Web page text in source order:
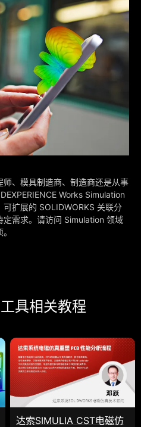
、模具制造商、制造商还是从事
Works Simulation
扩展的 SOLIDWORKS 关联分
需求。请访问 Simulation 领域
具相关教程
达索SIMULIA CST电磁仿